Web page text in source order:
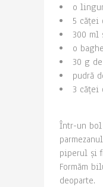
o
5 căței
300 ml
o
30 g
pudră
3 căței
Într-un bol
piperul și
Formăm
deoparte.